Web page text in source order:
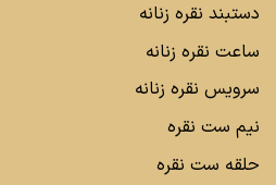
دستبند نقره زنانه
ساعت نقره زنانه
سرویس نقره زنانه
نیم ست نقره
حلقه ست نقره